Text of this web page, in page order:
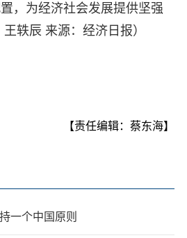
，为经济社会发展提供坚强
轶辰 来源：经济日报）
【责任编辑：蔡东海】
一个中国原则